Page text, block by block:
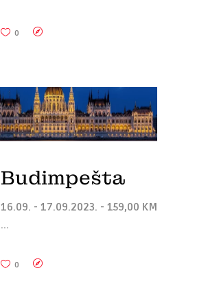
0
Budimpešta
16.09. - 17.09.2023. - 159,00 KM
0